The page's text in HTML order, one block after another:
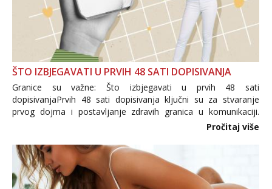
ŠTO IZBJEGAVATI U PRVIH 48 SATI DOPISIVANJA
Granice su važne: Što izbjegavati u prvih 48 sati
dopisivanjaPrvih 48 sati dopisivanja ključni su za stvaranje
prvog dojma i postavljanje zdravih granica u komunikaciji.
Važno je izbjeći prebrzo otkrivanje osobnih ili intimnih
informacija, jer nepoznata osoba još nije zaslužila to
povjerenje. Takođe...
Pročitaj više